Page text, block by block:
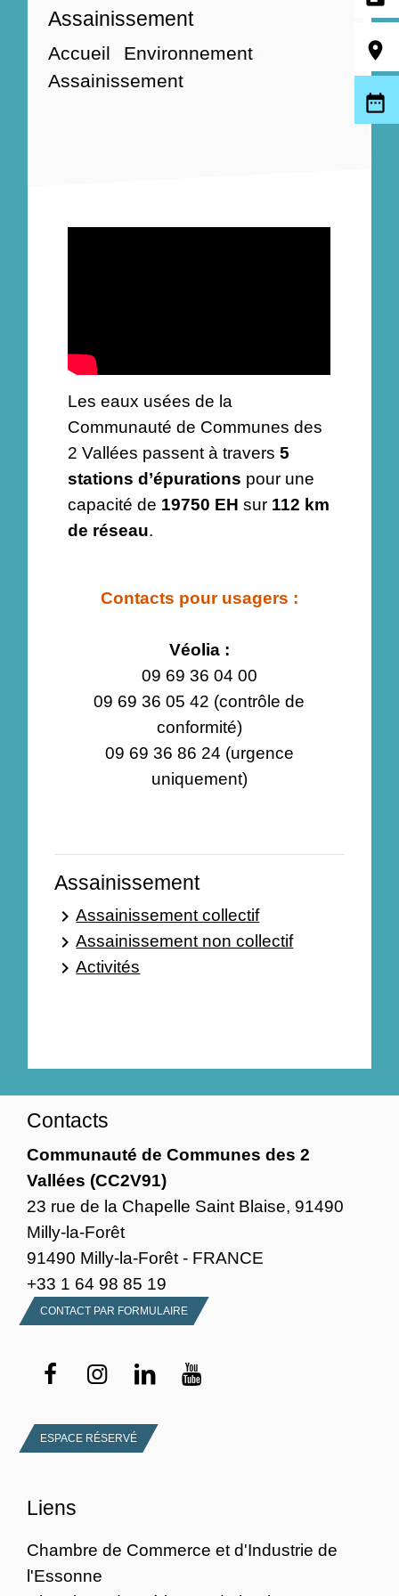
Assainissement
Accueil Environnement/
Assainissement
Les eaux usées de la
Communauté de Communes des
2 Vallées passent à travers5
stations d’épurations pour une
capacité de 19750 EH sur 112 km
de réseau.
Contacts pour usagers :
Véolia :
09 69 36 04 00
09 69 36 05 42 (contrôle de
conformité)
09 69 36 86 24 (urgence
uniquement)
Assainissement
keyboard_arrow_rightAssainissement collectif
keyboard_arrow_rightAssainissement non collectif
keyboard_arrow_rightActivités
room
date_range
Contacts
Communauté de Communes des 2
Vallées (CC2V91)
23 rue de la Chapelle Saint Blaise, 91490
Milly-la-Forêt
91490 Milly-la-Forêt - FRANCE
+33 1 64 98 85 19
CONTACT PAR FORMULAIRE
ESPACE RÉSERVÉ
Liens
Chambre de Commerce et d'Industrie de
l'Essonne